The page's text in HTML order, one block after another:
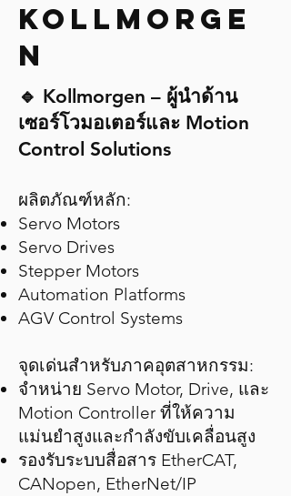
KOLLMORGE
N
🔹 Kollmorgen – ผู้นำด้าน
เซอร์โวมอเตอร์และ Motion
Control Solutions
ผลิตภัณฑ์หลัก:
Servo Motors
Servo Drives
Stepper Motors
Automation Platforms
AGV Control Systems
จุดเด่นสำหรับภาคอุตสาหกรรม:
จำหน่าย Servo Motor, Drive, และ
Motion Controller ที่ให้ความ
แม่นยำสูงและกำลังขับเคลื่อนสูง
รองรับระบบสื่อสาร EtherCAT,
CANopen, EtherNet/IP